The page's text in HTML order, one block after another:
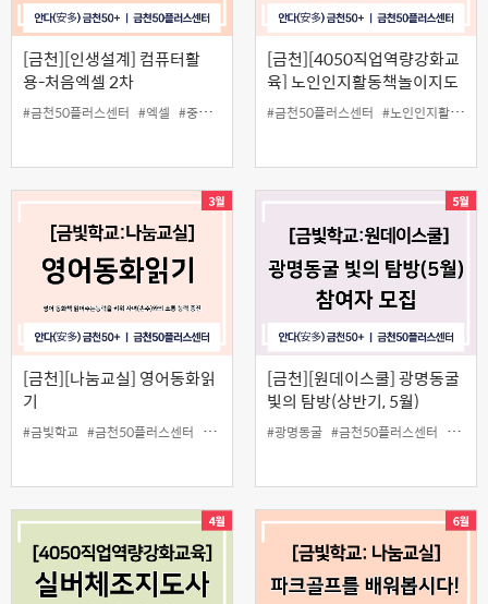
[금천][인생설계] 컴퓨터활
용-처음엑셀 2차
#금천50플러스센터 #엑셀 #중장년 #컴퓨터활용
[금천][4050직업역량강화교
육] 노인인지활동책놀이지도
사 양성과정
#금천50플러스센터 #노인인지활동책놀이
[금천][나눔교실] 영어동화읽
기
#금빛학교 #금천50플러스센터 #나눔교실 #동화 #리딩 #무료 #영어
[금천][원데이스쿨] 광명동굴
빛의 탐방(상반기, 5월)
#광명동굴 #금천50플러스센터 #원데